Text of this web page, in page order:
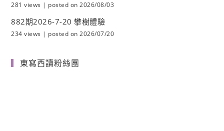
281 views | posted on 2026/08/03
882期2026-7-20 攀樹體驗
234 views | posted on 2026/07/20
東寫西讀粉絲團